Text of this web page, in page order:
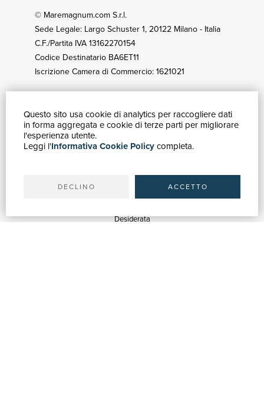
Questo sito usa cookie di analytics per raccogliere dati
in forma aggregata e cookie di terze parti per migliorare
l'esperienza utente.
Leggi l'Informativa Cookie Policycompleta.
DECLINO ACCETTO
© Maremagnum.com S.r.l.
Sede Legale: Largo Schuster 1, 20122 Milano - Italia
C.F./Partita IVA 13162270154
Codice Destinatario BA6ET11
Iscrizione Camera di Commercio: 1621021
GUIDA ACQUISTI
Catalogo
Ricerca avanzata
Spedizioni
Desiderata